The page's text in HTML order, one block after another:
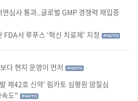
면심사 통과..글로벌 GMP 경쟁력 재입증
서 루푸스 ‘혁신 치료제’ 지정
다 현지 운영이 먼저
제42호 신약’ 림카토 심평원 암질심
도"